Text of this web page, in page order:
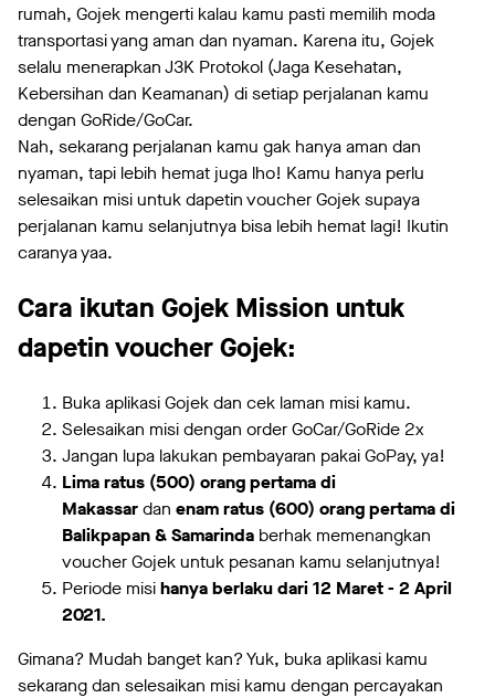
rumah, Gojek mengerti kalau kamu pasti memilih moda
transportasi yang aman dan nyaman. Karena itu, Gojek
selalu menerapkan J3K Protokol (Jaga Kesehatan,
Kebersihan dan Keamanan) di setiap perjalanan kamu
dengan GoRide/GoCar.
Nah, sekarang perjalanan kamu gak hanya aman dan
nyaman, tapi lebih hemat juga lho! Kamu hanya perlu
selesaikan misi untuk dapetin voucher Gojek supaya
perjalanan kamu selanjutnya bisa lebih hemat lagi! Ikutin
caranya yaa.
Cara ikutan Gojek Mission untuk
dapetin voucher Gojek:
Buka aplikasi Gojek dan cek laman misi kamu.
Selesaikan misi dengan order GoCar/GoRide 2x
Jangan lupa lakukan pembayaran pakai GoPay, ya!
Lima ratus (500) orang pertama di
Makassardan enam ratus (600) orang pertama di
Balikpapan & Samarinda berhak memenangkan
voucher Gojek untuk pesanan kamu selanjutnya!
Periode misihanya berlaku dari 12 Maret - 2 April
2021.
Gimana? Mudah banget kan? Yuk, buka aplikasi kamu
sekarang dan selesaikan misi kamu dengan percayakan